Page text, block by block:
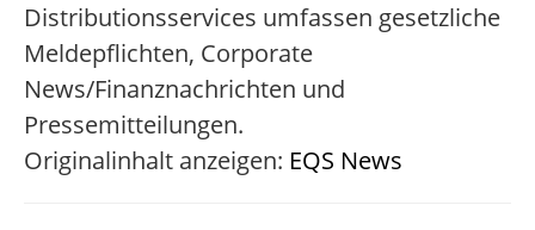
Distributionsservices umfassen gesetzliche
Meldepflichten, Corporate
News/Finanznachrichten und
Pressemitteilungen.
Originalinhalt anzeigen: EQS News